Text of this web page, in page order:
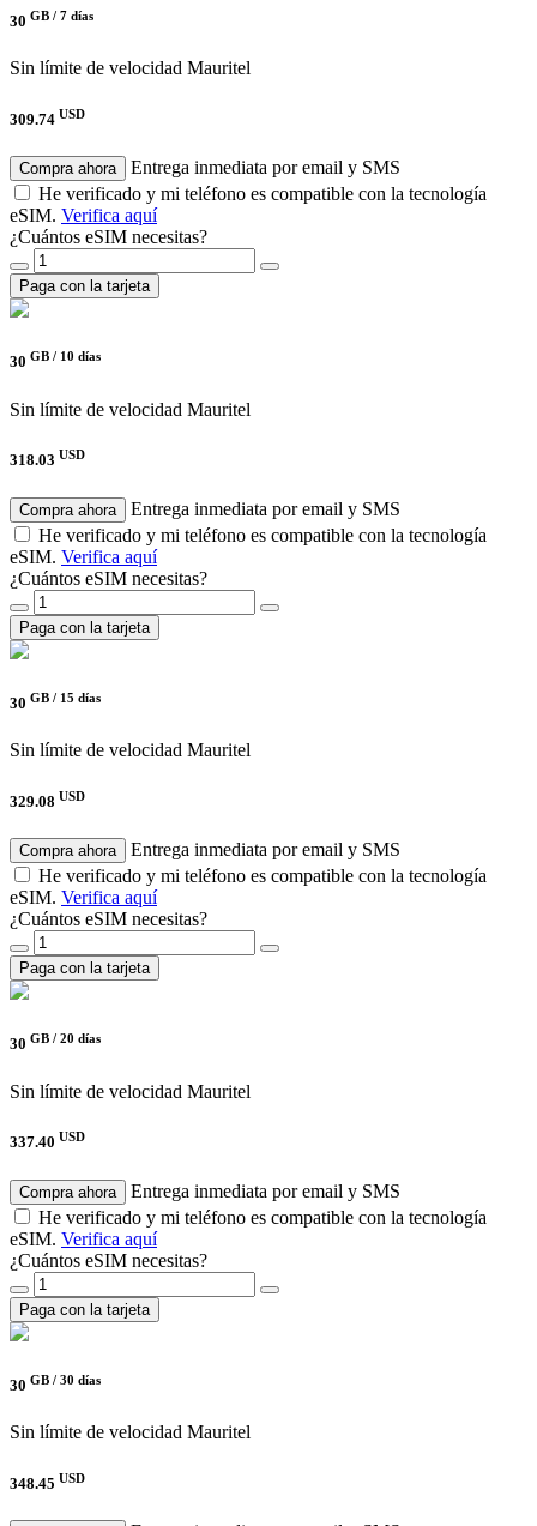
30 GB / 7 días
Sin límite de velocidad Mauritel
309.74 USD
Compra ahora
Entrega inmediata por email y SMS
He verificado y mi teléfono es compatible con la tecnología
eSIM. Verifica aquí
¿Cuántos eSIM necesitas?
Paga con la tarjeta
30 GB / 10 días
Sin límite de velocidad Mauritel
318.03 USD
Compra ahora
Entrega inmediata por email y SMS
He verificado y mi teléfono es compatible con la tecnología
eSIM. Verifica aquí
¿Cuántos eSIM necesitas?
Paga con la tarjeta
30 GB / 15 días
Sin límite de velocidad Mauritel
329.08 USD
Compra ahora
Entrega inmediata por email y SMS
He verificado y mi teléfono es compatible con la tecnología
eSIM. Verifica aquí
¿Cuántos eSIM necesitas?
Paga con la tarjeta
30 GB / 20 días
Sin límite de velocidad Mauritel
337.40 USD
Compra ahora
Entrega inmediata por email y SMS
He verificado y mi teléfono es compatible con la tecnología
eSIM. Verifica aquí
¿Cuántos eSIM necesitas?
Paga con la tarjeta
30 GB / 30 días
Sin límite de velocidad Mauritel
348.45 USD